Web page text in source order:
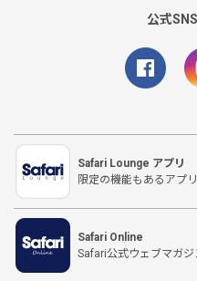
公式
Safari Lounge アプリ
限定の機能もあるアプ
Safari Online
Safari公式ウェブマガジ